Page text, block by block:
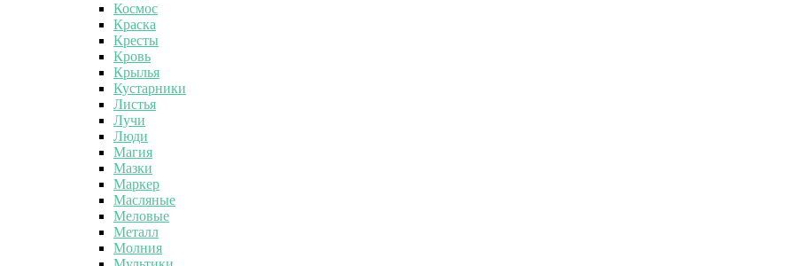
Космос
Краска
Кресты
Кровь
Крылья
Кустарники
Листья
Лучи
Люди
Магия
Мазки
Маркер
Масляные
Меловые
Металл
Молния